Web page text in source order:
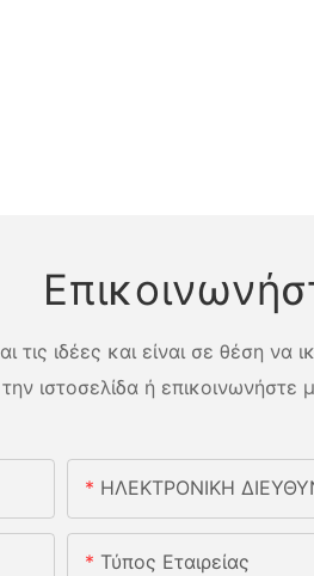
ιδέες και είναι σε θέση να
ιστοσελίδα ή
ΗΛΕΚΤΡΟΝΙΚΗ
Τύπος Εταιρείας